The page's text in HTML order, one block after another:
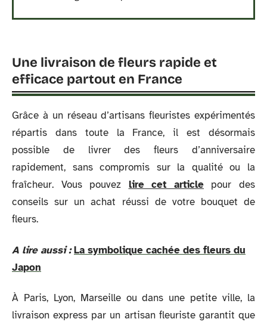
Une livraison de fleurs rapide et
efficace partout en France
Grâce à un réseau d’artisans fleuristes expérimentés
répartis dans toute la France, il est désormais
possible de livrer des fleurs d’anniversaire
rapidement, sans compromis sur la qualité ou la
fraîcheur. Vous pouvez lire cet articlepour des
conseils sur un achat réussi de votre bouquet de
fleurs.
A lire aussi : La symbolique cachée des fleurs du
Japon
À Paris, Lyon, Marseille ou dans une petite ville, la
livraison express par un artisan fleuriste garantit que